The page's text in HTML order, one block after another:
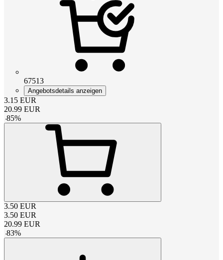
67513
Angebotsdetails anzeigen
3.15 EUR
20.99 EUR
-85%
3.50 EUR
3.50 EUR
20.99 EUR
-83%